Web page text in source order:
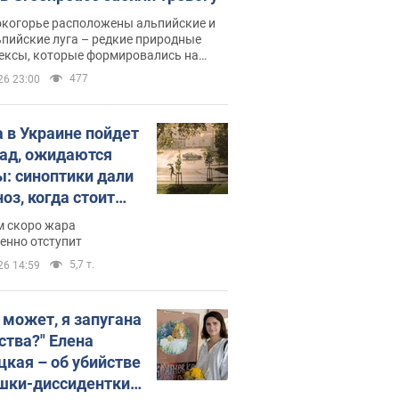
расположены альпийские и
луга – редкие природные
которые формировались на
сотен лет
23:00 477
Украине пойдет
ожидаются
синоптики дали
когда стоит
изменения
скоро жара
отступит
14:59 5,7 т.
я запугана
Елена
– об убийстве
диссидентки